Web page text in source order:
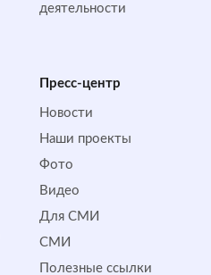
деятельности
Пресс-центр
Новости
Наши проекты
Фото
Видео
Для СМИ
СМИ
Полезные ссылки